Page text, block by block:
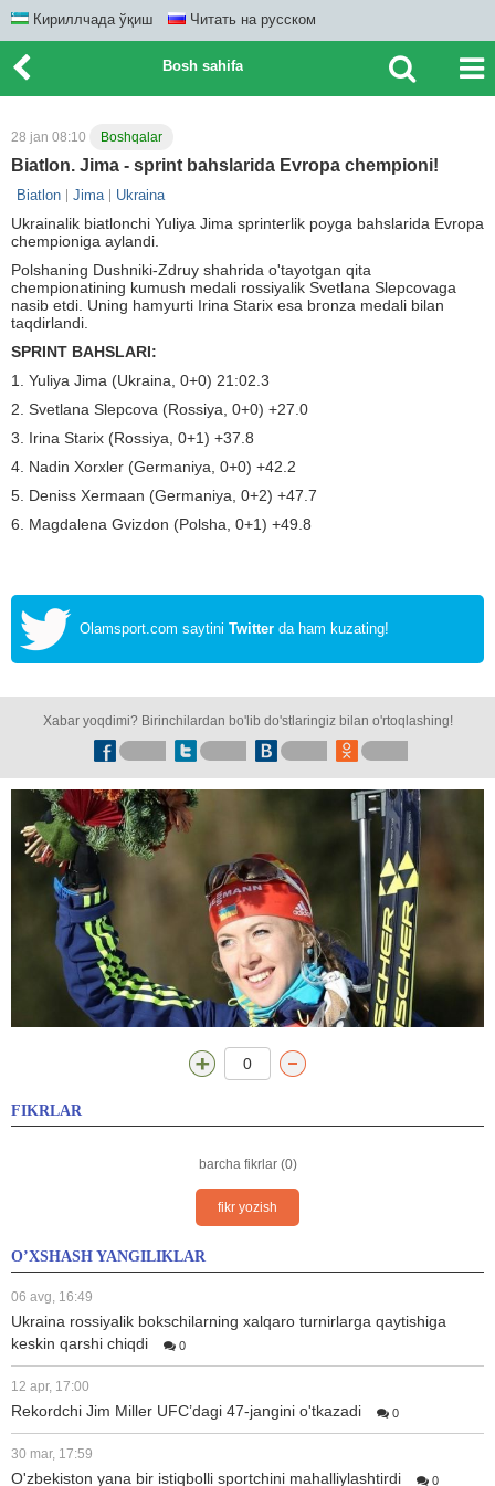
Кириллчада ўқиш Читать на русском
Bosh sahifa
28 jan 08:10 Boshqalar
Biatlon. Jima - sprint bahslarida Evropa chempioni!
Biatlon Jima Ukraina
Ukrainalik biatlonchi Yuliya Jima sprinterlik poyga bahslarida Evropa
chempioniga aylandi.
Polshaning Dushniki-Zdruy shahrida o'tayotgan qita
chempionatining kumush medali rossiyalik Svetlana Slepcovaga
nasib etdi. Uning hamyurti Irina Starix esa bronza medali bilan
taqdirlandi.
SPRINT BAHSLARI:
1. Yuliya Jima (Ukraina, 0+0) 21:02.3
2. Svetlana Slepcova (Rossiya, 0+0) +27.0
3. Irina Starix (Rossiya, 0+1) +37.8
4. Nadin Xorxler (Germaniya, 0+0) +42.2
5. Deniss Xermaan (Germaniya, 0+2) +47.7
6. Magdalena Gvizdon (Polsha, 0+1) +49.8
Olamsport.com saytini Twitter da ham kuzating!
Xabar yoqdimi? Birinchilardan bo'lib do'stlaringiz bilan o'rtoqlashing!
0
FIKRLAR
barcha fikrlar (0)
fikr yozish
O’XSHASH YANGILIKLAR
06 avg, 16:49
Ukraina rossiyalik bokschilarning xalqaro turnirlarga qaytishiga
keskin qarshi chiqdi
0
12 apr, 17:00
Rekordchi Jim Miller UFC’dagi 47-jangini o'tkazadi 0
30 mar, 17:59
O'zbekiston yana bir istiqbolli sportchini mahalliylashtirdi 0